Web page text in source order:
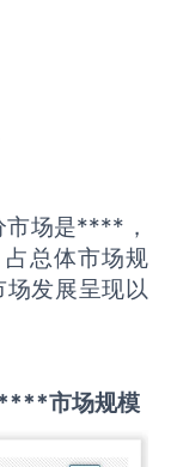
市场是****，
总体市场规
发展呈现以
市场规模